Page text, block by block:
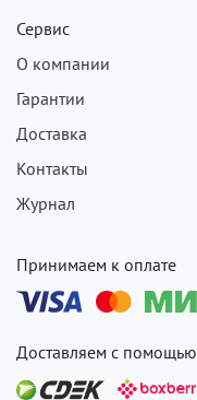
Сервис
О компании
Гарантии
Доставка
Контакты
Журнал
Принимаем к оплате
Доставляем с помощью